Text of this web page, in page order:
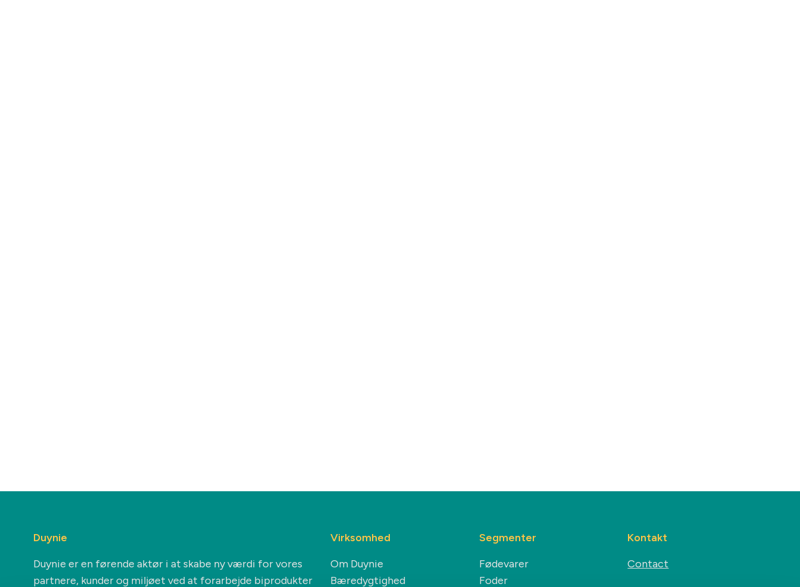
Duynie
Duynie er en førende aktør i at skabe ny værdi for vores
partnere, kunder og miljøet ved at forarbejde biprodukter
Virksomhed
Om Duynie
Bæredygtighed
Segmenter
Fødevarer
Foder
Kontakt
Contact